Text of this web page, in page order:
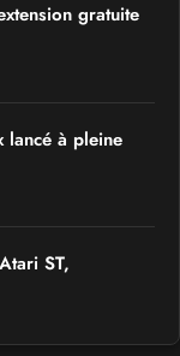
gratuite
lancé à pleine
ST,